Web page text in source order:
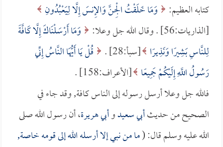
كتابه العظيم:
وَمَا خَلَقْتُ الْجِنَّ وَالإِنسَ إِلَّا لِيَعْبُدُونِ
[الذاريات:56] . وقال الله جل وعلا:
وَمَا أَرْسَلْنَاكَ إِلَّا كَافَّةً
لِلنَّاسِ بَشِيرًا وَنَذِيرًا [سبأ:28] .
قُلْ يَا أَيُّهَا النَّاسُ إِنِّي
رَسُولُ اللَّهِ إِلَيْكُمْ جَمِيعًا [الأعراف:158] .
فالله جل وعلا أرسل رسوله إلى الناس كافة, وقد جاء في
الصحيح من حديثأبي سعيدوأبي هريرة، أن رسول الله صلى
الله عليه وسلم قال: (ما من نبي إلا أرسله الله إلى قومه خاصة,